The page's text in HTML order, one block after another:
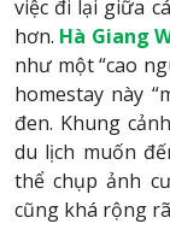
việc đi lại giữa
hơn. Hà Giang
như một “cao
homestay này
đen. Khung
du lịch muốn
thể chụp ảnh
cũng khá rộng